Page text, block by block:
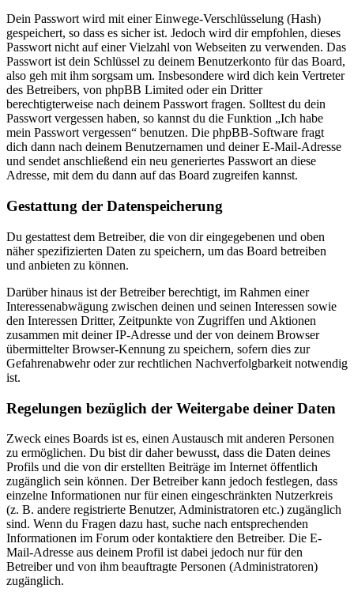
Dein Passwort wird mit einer Einwege-Verschlüsselung (Hash)
gespeichert, so dass es sicher ist. Jedoch wird dir empfohlen, dieses
Passwort nicht auf einer Vielzahl von Webseiten zu verwenden. Das
Passwort ist dein Schlüssel zu deinem Benutzerkonto für das Board,
also geh mit ihm sorgsam um. Insbesondere wird dich kein Vertreter
des Betreibers, von phpBB Limited oder ein Dritter
berechtigterweise nach deinem Passwort fragen. Solltest du dein
Passwort vergessen haben, so kannst du die Funktion „Ich habe
mein Passwort vergessen“ benutzen. Die phpBB-Software fragt
dich dann nach deinem Benutzernamen und deiner E-Mail-Adresse
und sendet anschließend ein neu generiertes Passwort an diese
Adresse, mit dem du dann auf das Board zugreifen kannst.
Gestattung der Datenspeicherung
Du gestattest dem Betreiber, die von dir eingegebenen und oben
näher spezifizierten Daten zu speichern, um das Board betreiben
und anbieten zu können.
Darüber hinaus ist der Betreiber berechtigt, im Rahmen einer
Interessenabwägung zwischen deinen und seinen Interessen sowie
den Interessen Dritter, Zeitpunkte von Zugriffen und Aktionen
zusammen mit deiner IP-Adresse und der von deinem Browser
übermittelter Browser-Kennung zu speichern, sofern dies zur
Gefahrenabwehr oder zur rechtlichen Nachverfolgbarkeit notwendig
ist.
Regelungen bezüglich der Weitergabe deiner Daten
Zweck eines Boards ist es, einen Austausch mit anderen Personen
zu ermöglichen. Du bist dir daher bewusst, dass die Daten deines
Profils und die von dir erstellten Beiträge im Internet öffentlich
zugänglich sein können. Der Betreiber kann jedoch festlegen, dass
einzelne Informationen nur für einen eingeschränkten Nutzerkreis
(z. B. andere registrierte Benutzer, Administratoren etc.) zugänglich
sind. Wenn du Fragen dazu hast, suche nach entsprechenden
Informationen im Forum oder kontaktiere den Betreiber. Die E-
Mail-Adresse aus deinem Profil ist dabei jedoch nur für den
Betreiber und von ihm beauftragte Personen (Administratoren)
zugänglich.